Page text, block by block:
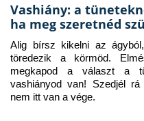
Vashiány: a
ha meg szeretnéd
Alig bírsz kikelni az
töredezik a körmöd.
megkapod a választ a
vashiányod van! Szedjél rá
nem itt van a vége.